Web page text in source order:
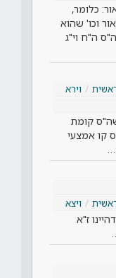
כלומר,
וכו' שהוא
ה"ח וי"ג
וירא
קומת
קו אמצעי
ויצא
ז"א